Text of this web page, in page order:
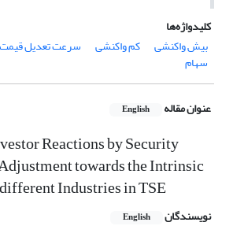
کلیدواژه‌ها
بیش واکنشی
کم واکنشی سرعت تعدیل
سهام
عنوان مقاله English
Reactions by Security
towards the Intrinsic
Industries in TSE
نویسندگان English